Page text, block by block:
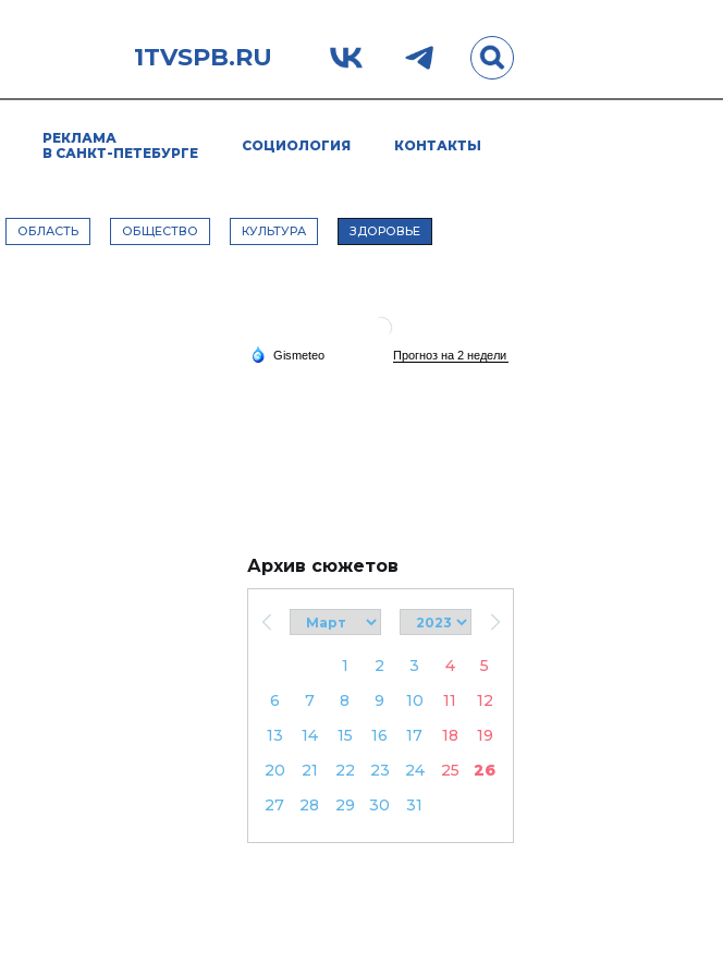
1TVSPB.RU
РЕКЛАМА
В САНКТ-ПЕТЕБУРГЕ
СОЦИОЛОГИЯ КОНТАКТЫ
ОБЛАСТЬ ОБЩЕСТВО КУЛЬТУРА ЗДОРОВЬЕ
Архив сюжетов
1 2 3 4
5
6
7 8 9 10 11
12
13
14 15 16 17 18
19
20
21 22 23 24 25
26
27
28 29 30 31